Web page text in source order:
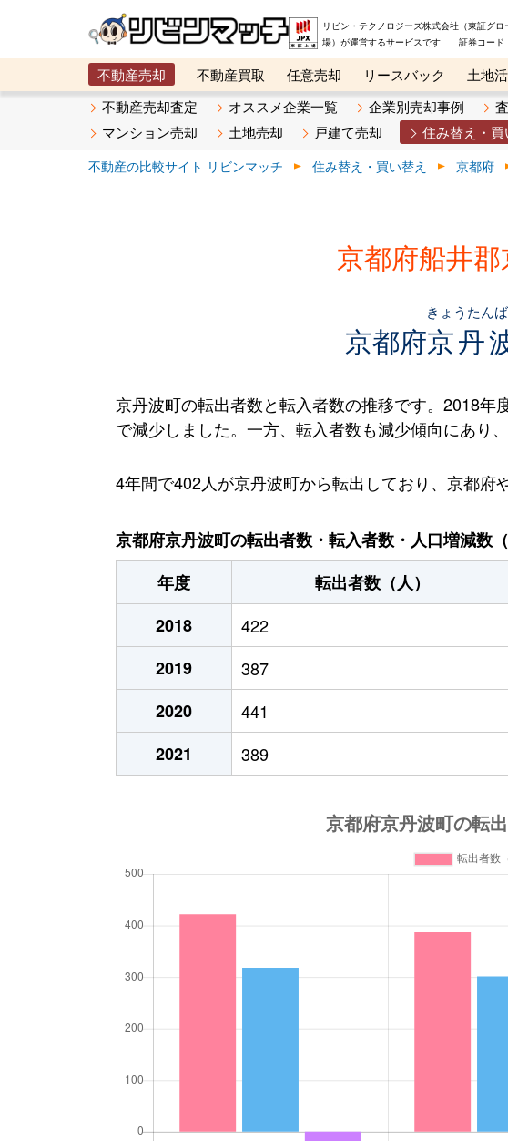
リビン・テクノロジーズ株式会社（東証グロ
場）が運営するサービスです 証券コード
不動産売却 不動産買取 任意売却 リースバック 土地
メタ住宅展示場
ベスト不動産カンパニー オンライン講座
不動産売却査定 オススメ企業一覧 企業別売却事例
マンション売却
土地売却 戸建て売却 住み替え・買
不動産の比較サイト リビンマッチ 住み替え・買い替え 京都府
京都府船井
京都府京丹
きょうたん
京丹波町の転出者数と転入者数の推移です。2018
で減少しました。一方、転入者数も減少傾向にあり
4年間で402人が京丹波町から転出しており、京都府
京都府京丹波町の転出者数・転入者数・人口増減数
年度
転出者数（人）
2018
422
2019
387
2020
441
2021
389